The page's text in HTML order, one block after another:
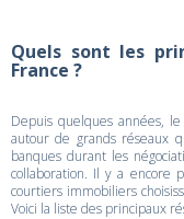
Quels sont les
France ?
Depuis quelques années,
autour de grands réseaux
banques durant les
collaboration. Il y a encore
courtiers immobiliers
Voici la liste des principaux